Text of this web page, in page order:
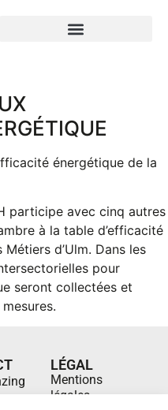
énergétique de la
participe avec cinq autres
à la table d’efficacité
d’Ulm. Dans les
pour
seront collectées et
LÉGAL
Mentions
légales